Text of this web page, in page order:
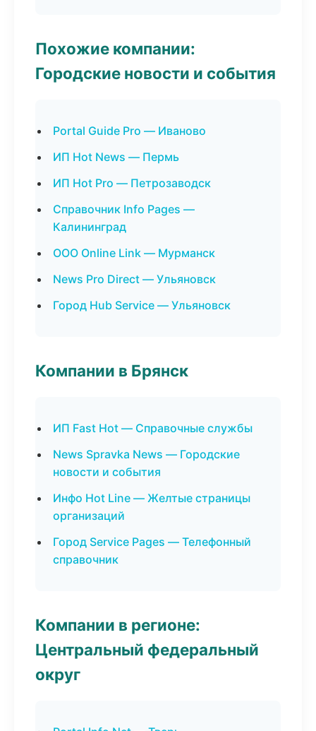
Похожие компании:
Городские новости и события
Portal Guide Pro — Иваново
ИП Hot News — Пермь
ИП Hot Pro — Петрозаводск
Справочник Info Pages —
Калининград
ООО Online Link — Мурманск
News Pro Direct — Ульяновск
Город Hub Service — Ульяновск
Компании в Брянск
ИП Fast Hot — Справочные службы
News Spravka News — Городские
новости и события
Инфо Hot Line — Желтые страницы
организаций
Город Service Pages — Телефонный
справочник
Компании в регионе:
Центральный федеральный
округ